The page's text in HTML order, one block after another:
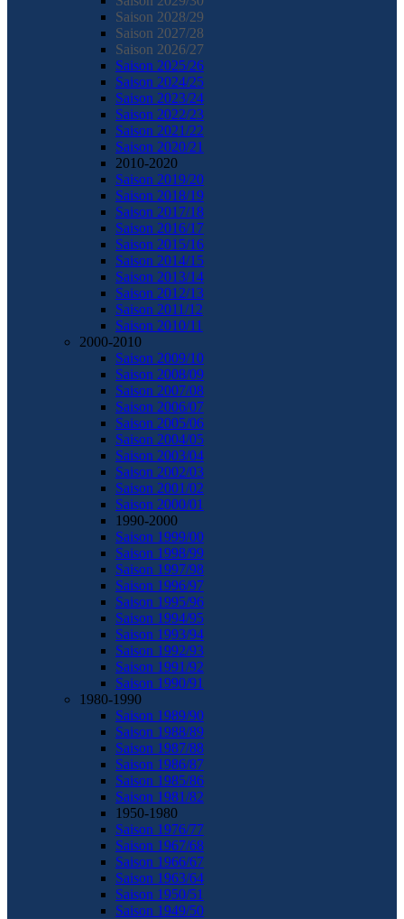
Saison 2028/29
Saison 2027/28
Saison 2026/27
Saison 2025/26
Saison 2024/25
Saison 2023/24
Saison 2022/23
Saison 2021/22
Saison 2020/21
2010-2020
Saison 2019/20
Saison 2018/19
Saison 2017/18
Saison 2016/17
Saison 2015/16
Saison 2014/15
Saison 2013/14
Saison 2012/13
Saison 2011/12
Saison 2010/11
2000-2010
Saison 2009/10
Saison 2008/09
Saison 2007/08
Saison 2006/07
Saison 2005/06
Saison 2004/05
Saison 2003/04
Saison 2002/03
Saison 2001/02
Saison 2000/01
1990-2000
Saison 1999/00
Saison 1998/99
Saison 1997/98
Saison 1996/97
Saison 1995/96
Saison 1994/95
Saison 1993/94
Saison 1992/93
Saison 1991/92
Saison 1990/91
1980-1990
Saison 1989/90
Saison 1988/89
Saison 1987/88
Saison 1986/87
Saison 1985/86
Saison 1981/82
1950-1980
Saison 1976/77
Saison 1967/68
Saison 1966/67
Saison 1963/64
Saison 1950/51
Saison 1949/50